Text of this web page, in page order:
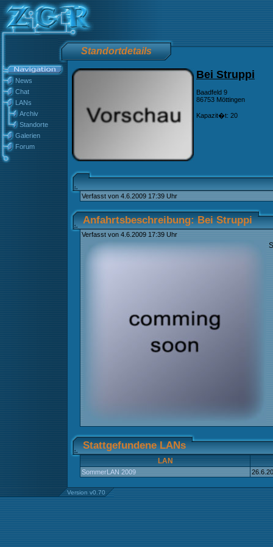
Standortdetails
News
Chat
LANs
Archiv
Standorte
Galerien
Forum
Bei Struppi
Baadfeld 9
86753 Möttingen
Kapazit�t: 20
Verfasst von 4.6.2009 17:39 Uhr
Anfahrtsbeschreibung: Bei Struppi
Verfasst von 4.6.2009 17:39 Uhr
Stattgefundene LANs
LAN
SommerLAN 2009
Version v0.70